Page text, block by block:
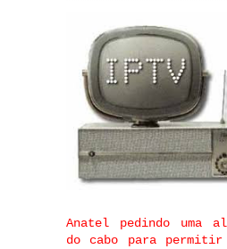
Anatel pedindo uma
do cabo para